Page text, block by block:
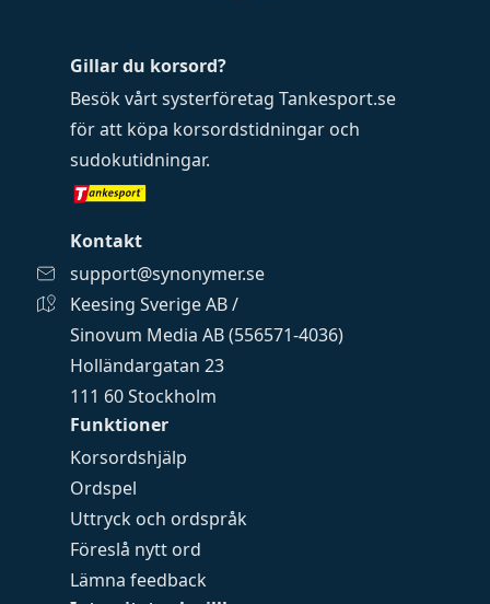
Funktioner
Korsordshjälp
Ordspel
Uttryck och ordspråk
Föreslå nytt ord
Lämna feedback
Gillar du korsord?
Besök vårt systerföretag Tankesport.se
för att köpa korsordstidningar och
sudokutidningar.
Kontakt
support@synonymer.se
Keesing Sverige AB /
Sinovum Media AB (556571-4036)
Holländargatan 23
111 60 Stockholm